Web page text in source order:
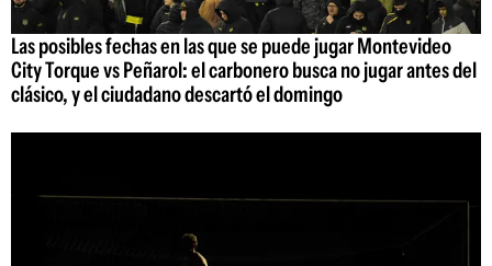
Las posibles fechas en las que se puede jugar Montevideo
City Torque vs Peñarol: el carbonero busca no jugar antes del
clásico, y el ciudadano descartó el domingo